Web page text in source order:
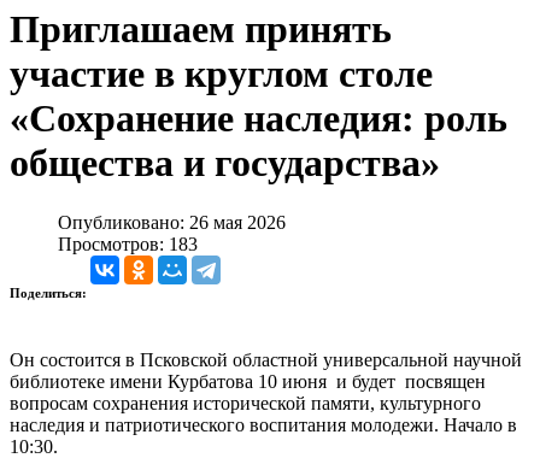
Приглашаем принять
участие в круглом столе
«Сохранение наследия: роль
общества и государства»
Опубликовано: 26 мая 2026
Просмотров: 183
Поделиться:
Он состоится в Псковской областной универсальной научной
библиотеке имени Курбатова 10 июня и будет посвящен
вопросам сохранения исторической памяти, культурного
наследия и патриотического воспитания молодежи. Начало в
10:30.